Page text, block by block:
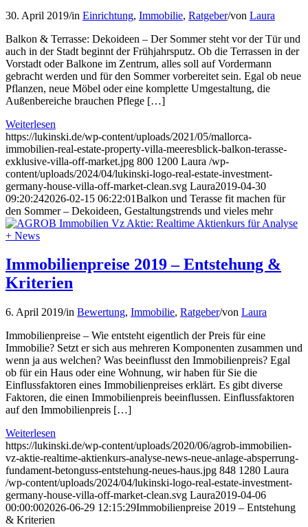
30. April 2019/in Einrichtung, Immobilie, Ratgeber/von Laura
Balkon & Terrasse: Dekoideen – Der Sommer steht vor der Tür und
auch in der Stadt beginnt der Frühjahrsputz. Ob die Terrassen in der
Vorstadt oder Balkone im Zentrum, alles soll auf Vordermann
gebracht werden und für den Sommer vorbereitet sein. Egal ob neue
Pflanzen, neue Möbel oder eine komplette Umgestaltung, die
Außenbereiche brauchen Pflege […]
Weiterlesen
https://lukinski.de/wp-content/uploads/2021/05/mallorca-
immobilien-real-estate-property-villa-meeresblick-balkon-terasse-
exklusive-villa-off-market.jpg 800 1200 Laura /wp-
content/uploads/2024/04/lukinski-logo-real-estate-investment-
germany-house-villa-off-market-clean.svg Laura2019-04-30
09:20:242026-02-15 06:22:01Balkon und Terasse fit machen für
den Sommer – Dekoideen, Gestaltungstrends und vieles mehr
Immobilienpreise 2019 – Entstehung &
Kriterien
6. April 2019/in Bewertung, Immobilie, Ratgeber/von Laura
Immobilienpreise – Wie entsteht eigentlich der Preis für eine
Immobilie? Setzt er sich aus mehreren Komponenten zusammen und
wenn ja aus welchen? Was beeinflusst den Immobilienpreis? Egal
ob für ein Haus oder eine Wohnung, wir haben für Sie die
Einflussfaktoren eines Immobilienpreises erklärt. Es gibt diverse
Faktoren, die einen Immobilienpreis beeinflussen. Einflussfaktoren
auf den Immobilienpreis […]
Weiterlesen
https://lukinski.de/wp-content/uploads/2020/06/agrob-immobilien-
vz-aktie-realtime-aktienkurs-analyse-news-neue-anlage-absperrung-
fundament-betonguss-entstehung-neues-haus.jpg 848 1280 Laura
/wp-content/uploads/2024/04/lukinski-logo-real-estate-investment-
germany-house-villa-off-market-clean.svg Laura2019-04-06
00:00:002026-06-29 12:15:29Immobilienpreise 2019 – Entstehung
& Kriterien